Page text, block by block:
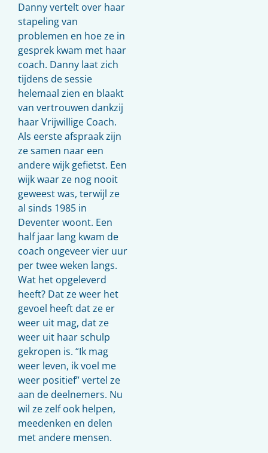
Danny vertelt over haar
stapeling van
problemen en hoe ze in
gesprek kwam met haar
coach. Danny laat zich
tijdens de sessie
helemaal zien en blaakt
van vertrouwen dankzij
haar Vrijwillige Coach.
Als eerste afspraak zijn
ze samen naar een
andere wijk gefietst. Een
wijk waar ze nog nooit
geweest was, terwijl ze
al sinds 1985 in
Deventer woont. Een
half jaar lang kwam de
coach ongeveer vier uur
per twee weken langs.
Wat het opgeleverd
heeft? Dat ze weer het
gevoel heeft dat ze er
weer uit mag, dat ze
weer uit haar schulp
gekropen is. “Ik mag
weer leven, ik voel me
weer positief” vertel ze
aan de deelnemers. Nu
wil ze zelf ook helpen,
meedenken en delen
met andere mensen.